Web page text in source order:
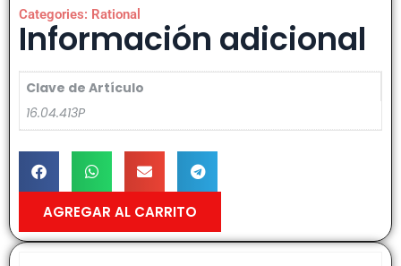
Categories: Rational
Información adicional
Clave de Artículo
16.04.413P
AGREGAR AL CARRITO